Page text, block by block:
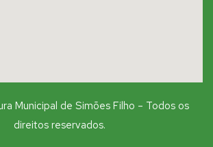
Municipal de Simões Filho – Todos os
direitos reservados.